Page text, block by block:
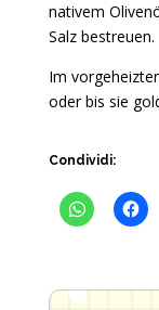
nativem
Salz bestreuen.
Im
oder bis sie
Condividi: